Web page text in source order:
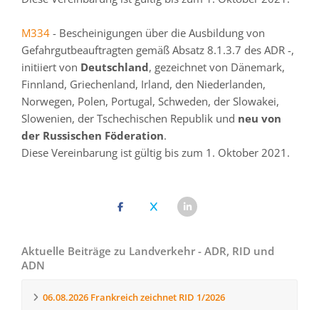
M334 - Bescheinigungen über die Ausbildung von
Gefahrgutbeauftragten gemäß Absatz 8.1.3.7 des ADR -,
initiiert von Deutschland, gezeichnet von Dänemark,
Finnland, Griechenland, Irland, den Niederlanden,
Norwegen, Polen, Portugal, Schweden, der Slowakei,
Slowenien, der Tschechischen Republik und neu von
der Russischen Föderation.
Diese Vereinbarung ist gültig bis zum 1. Oktober 2021.
Aktuelle Beiträge zu Landverkehr - ADR, RID und
ADN
06.08.2026 Frankreich zeichnet RID 1/2026